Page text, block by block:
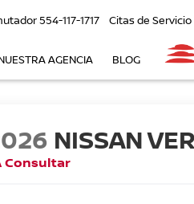
554-117-1717 Citas de Servicio
AGENCIA BLOG
NISSAN
Consultar